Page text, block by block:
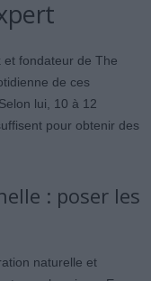
et fondateur de The
de ces
lui, 10 à 12
pour obtenir des
: poser les
naturelle et